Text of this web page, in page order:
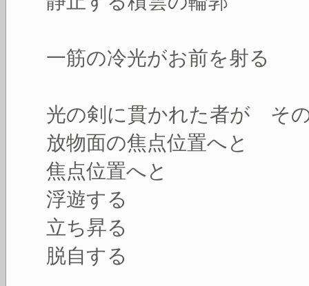
一筋の冷光がお前を射る
光の剣に貫かれた者が そ
放物面の焦点位置へと
焦点位置へと
浮遊する
立ち昇る
脱自する